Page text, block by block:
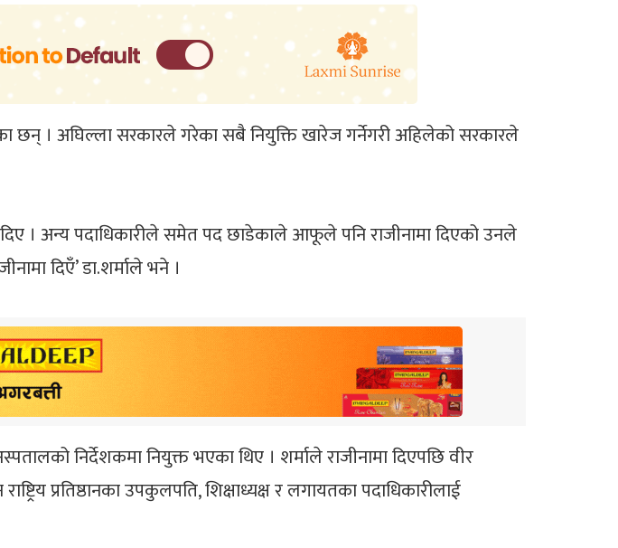
छन् । अघिल्ला सरकारले गरेका सबै नियुक्ति खारेज गर्नेगरी अहिलेको सरकारले
। अन्य पदाधिकारीले समेत पद छाडेकाले आफूले पनि राजीनामा दिएको उनले
दिएँ’ डा.शर्माले भने ।
निर्देशकमा नियुक्त भएका थिए । शर्माले राजीनामा दिएपछि वीर
प्रतिष्ठानका उपकुलपति, शिक्षाध्यक्ष र लगायतका पदाधिकारीलाई